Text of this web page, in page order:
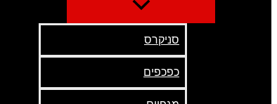
סניקרס
כפכפים